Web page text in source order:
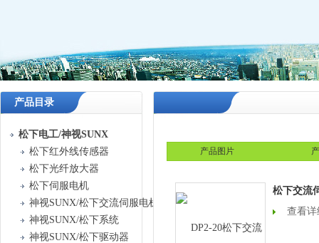
产品目录
松下电工/神视SUNX
松下红外线传感器
松下光纤放大器
松下伺服电机
神视SUNX/松下交流伺服电机驱动器
神视SUNX/松下系统
神视SUNX/松下驱动器
产品图片
松下交流
查看